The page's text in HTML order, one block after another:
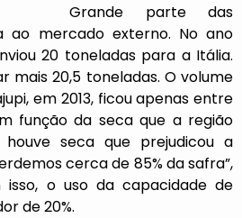
Grande parte das
ao mercado externo. No ano
20 toneladas para a Itália.
mais 20,5 toneladas. O volume
em 2013, ficou apenas entre
função da seca que a região
seca que prejudicou a
cerca de 85% da safra”,
isso, o uso da capacidade de
de 20%.